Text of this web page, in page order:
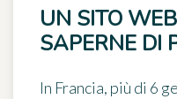
UN SITO
SAPERNE DI
In Francia, più di 6